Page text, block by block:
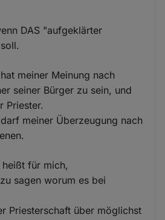
DAS "aufgeklärter
meiner Meinung nach
seiner Bürger zu sein, und
Priester.
meiner Überzeugung nach
für mich,
sagen worum es bei
Priesterschaft über möglichst